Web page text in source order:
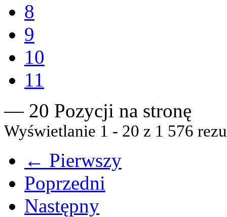
8
9
10
11
— 20 Pozycji na stronę
Wyświetlanie 1 - 20 z 1 576
← Pierwszy
Poprzedni
Następny